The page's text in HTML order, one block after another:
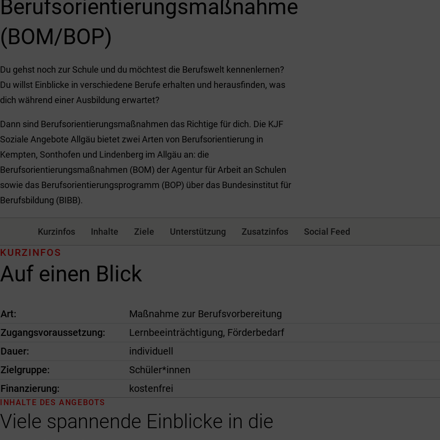
Berufs­orientierungs­maßnahme
(BOM/BOP)
Du gehst noch zur Schule und du möchtest die Berufswelt kennenlernen?
Du willst Einblicke in verschiedene Berufe erhalten und herausfinden, was
dich während einer Ausbildung erwartet?
Dann sind Berufsorientierungsmaßnahmen das Richtige für dich. Die KJF
Soziale Angebote Allgäu bietet zwei Arten von Berufsorientierung in
Kempten, Sonthofen und Lindenberg im Allgäu an: die
Berufsorientierungsmaßnahmen (BOM) der Agentur für Arbeit an Schulen
sowie das Berufsorientierungsprogramm (BOP) über das Bundesinstitut für
Berufsbildung (BIBB).
Kurzinfos Inhalte Ziele Unterstützung Zusatzinfos Social Feed
Auf einen Blick
KURZINFOS
Art
Maßnahme zur Berufsvorbereitung
Zugangsvoraussetzung
Lernbeeinträchtigung, Förderbedarf
Dauer
individuell
Zielgruppe
Schüler*innen
Finanzierung
kostenfrei
Viele spannende Einblicke in die
INHALTE DES ANGEBOTS